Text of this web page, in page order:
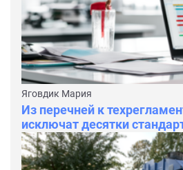
Яговдик Мария
Из перечней к
исключат десятки